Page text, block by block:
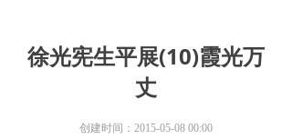
徐光宪生平展(10)霞光万
丈
创建时间： 2015-05-08 00:00